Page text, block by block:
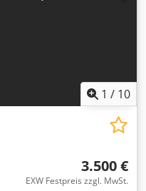
1 / 10
3.500 €
EXW Festpreis zzgl. MwSt.